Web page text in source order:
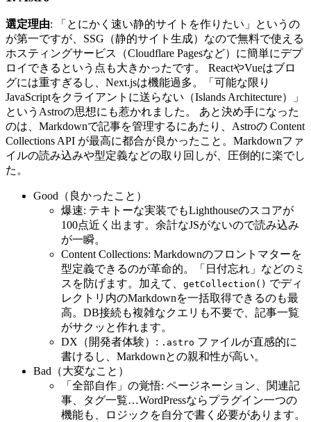
選定理由: 「とにかく速い静的サイトを作りたい」というの
が第一ですが、SSG（静的サイト生成）なので無料で使える
ホスティングサービス（Cloudflare Pagesなど）に簡単にデプ
ロイできるという点も大きかったです。 ReactやVueはブロ
グには重すぎるし、Next.jsは機能過多。「可能な限り
JavaScriptをクライアントに送らない（Islands Architecture）」
というAstroの思想にも惹かれました。 あと決め手になった
のは、Markdownで記事を管理するにあたり、Astroの Content
Collections API が最高に都合が良かったこと。Markdownファ
イルの読み込みや型定義などの取り回しが、圧倒的に楽でし
た。
Good（良かったこと）
爆速: テキトーな実装でもLighthouseのスコアが
100点近く出ます。余計なJSがないので読み込み
が一瞬。
Content Collections: Markdownのフロントマターを
型定義できるのが革命的。「日付忘れ」などのミ
スを防げます。加えて、 getCollection() でディ
レクトリ内のMarkdownを一括取得できるのも最
高。DB接続も複雑なクエリも不要で、記事一覧
がサクッと作れます。
DX（開発者体験）: .astro ファイルが直感的に
書けるし、Markdownとの親和性が高い。
Bad（大変なこと）
「全部自作」の覚悟: ページネーション、関連記
事、タグ一覧…WordPressならプラグイン一つの
機能も、ロジックを自分で書く必要があります。